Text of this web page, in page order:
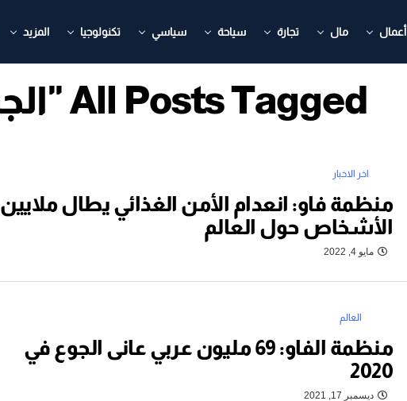
أعمال مال تجارة سياحة سياسي تكنولوجيا المزيد
All Posts Tagged "الجوع"
اخر الاخبار
منظمة فاو: انعدام الأمن الغذائي يطال ملايين
الأشخاص حول العالم
مايو 4, 2022
العالم
منظمة الفاو: 69 مليون عربي عانى الجوع في
2020
ديسمبر 17, 2021